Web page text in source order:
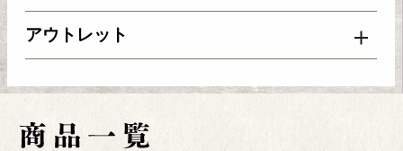
アウトレット